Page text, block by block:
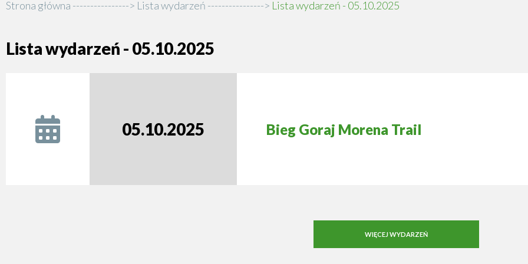
nawigacyjna
Strona główna Lista wydarzeń Lista wydarzeń - 05.10.2025
Lista wydarzeń - 05.10.2025
05.10.2025 Bieg Goraj Morena Trail
WIĘCEJ WYDARZEŃ